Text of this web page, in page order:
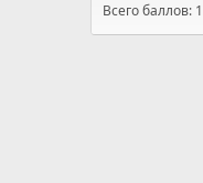
Всего баллов: 1